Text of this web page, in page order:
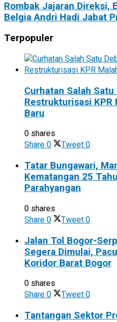
Rombak Jajaran Direksi,
Belgia Andri Hadi Jabat
Terpopuler
Curhatan Salah
Restrukturisasi KPR
Baru
0 shares
Share 0 Tweet 0
Tatar Bungawari,
Kematangan 25
Parahyangan
0 shares
Share 0 Tweet 0
Jalan Tol Bogor-
Segera Dimulai,
Koridor Barat Bogor
0 shares
Share 0 Tweet 0
Tantangan Sektor